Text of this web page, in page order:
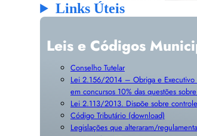
Links Úteis
Leis e Códigos
Conselho Tutelar
Lei 2.156/2014 – Obriga e Executivo
em concursos 10% das questões
Lei 2.113/2013. Dispõe sobre
Código Tributário (download)
Legislações que alteraram/